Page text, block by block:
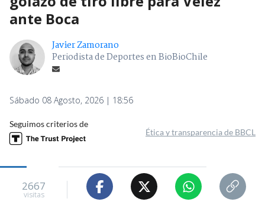
ante Boca
Javier Zamorano
Periodista de Deportes en BioBioChile
Sábado 08 Agosto, 2026 | 18:56
Seguimos criterios de
Ética y transparencia de BBCL
2667
visitas